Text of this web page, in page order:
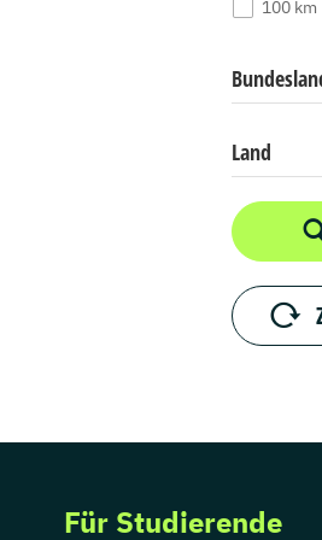
100 km
Land
Für Studierende